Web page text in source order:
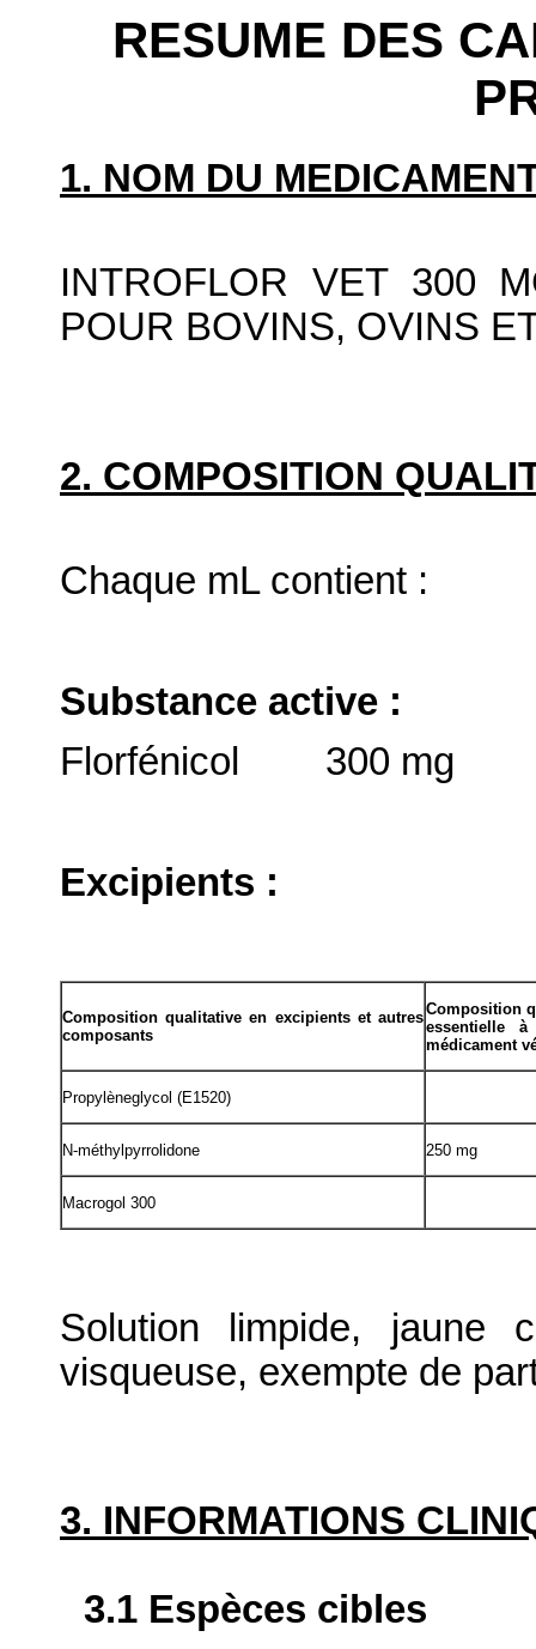
RESUME DES
1. NOM DU
INTROFLOR VET 300
POUR BOVINS, OVINS
2. COMPOSITION
Chaque mL contient :
Substance active :
Florfénicol 300 mg
Excipients :
Composition qualitative en excipients et autres
composants
Composition
essentielle
médicament
Propylèneglycol (E1520)
N-méthylpyrrolidone 250 mg
Macrogol 300
Solution limpide, jaune
visqueuse, exempte de
3. INFORMATIONS
3.1 Espèces cibles